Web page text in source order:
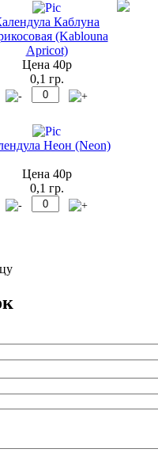
Каблуна
(Kablouna
Apricot)
Цена 40р
0,1 гр.
Неон (Neon)
Цена 40р
0,1 гр.